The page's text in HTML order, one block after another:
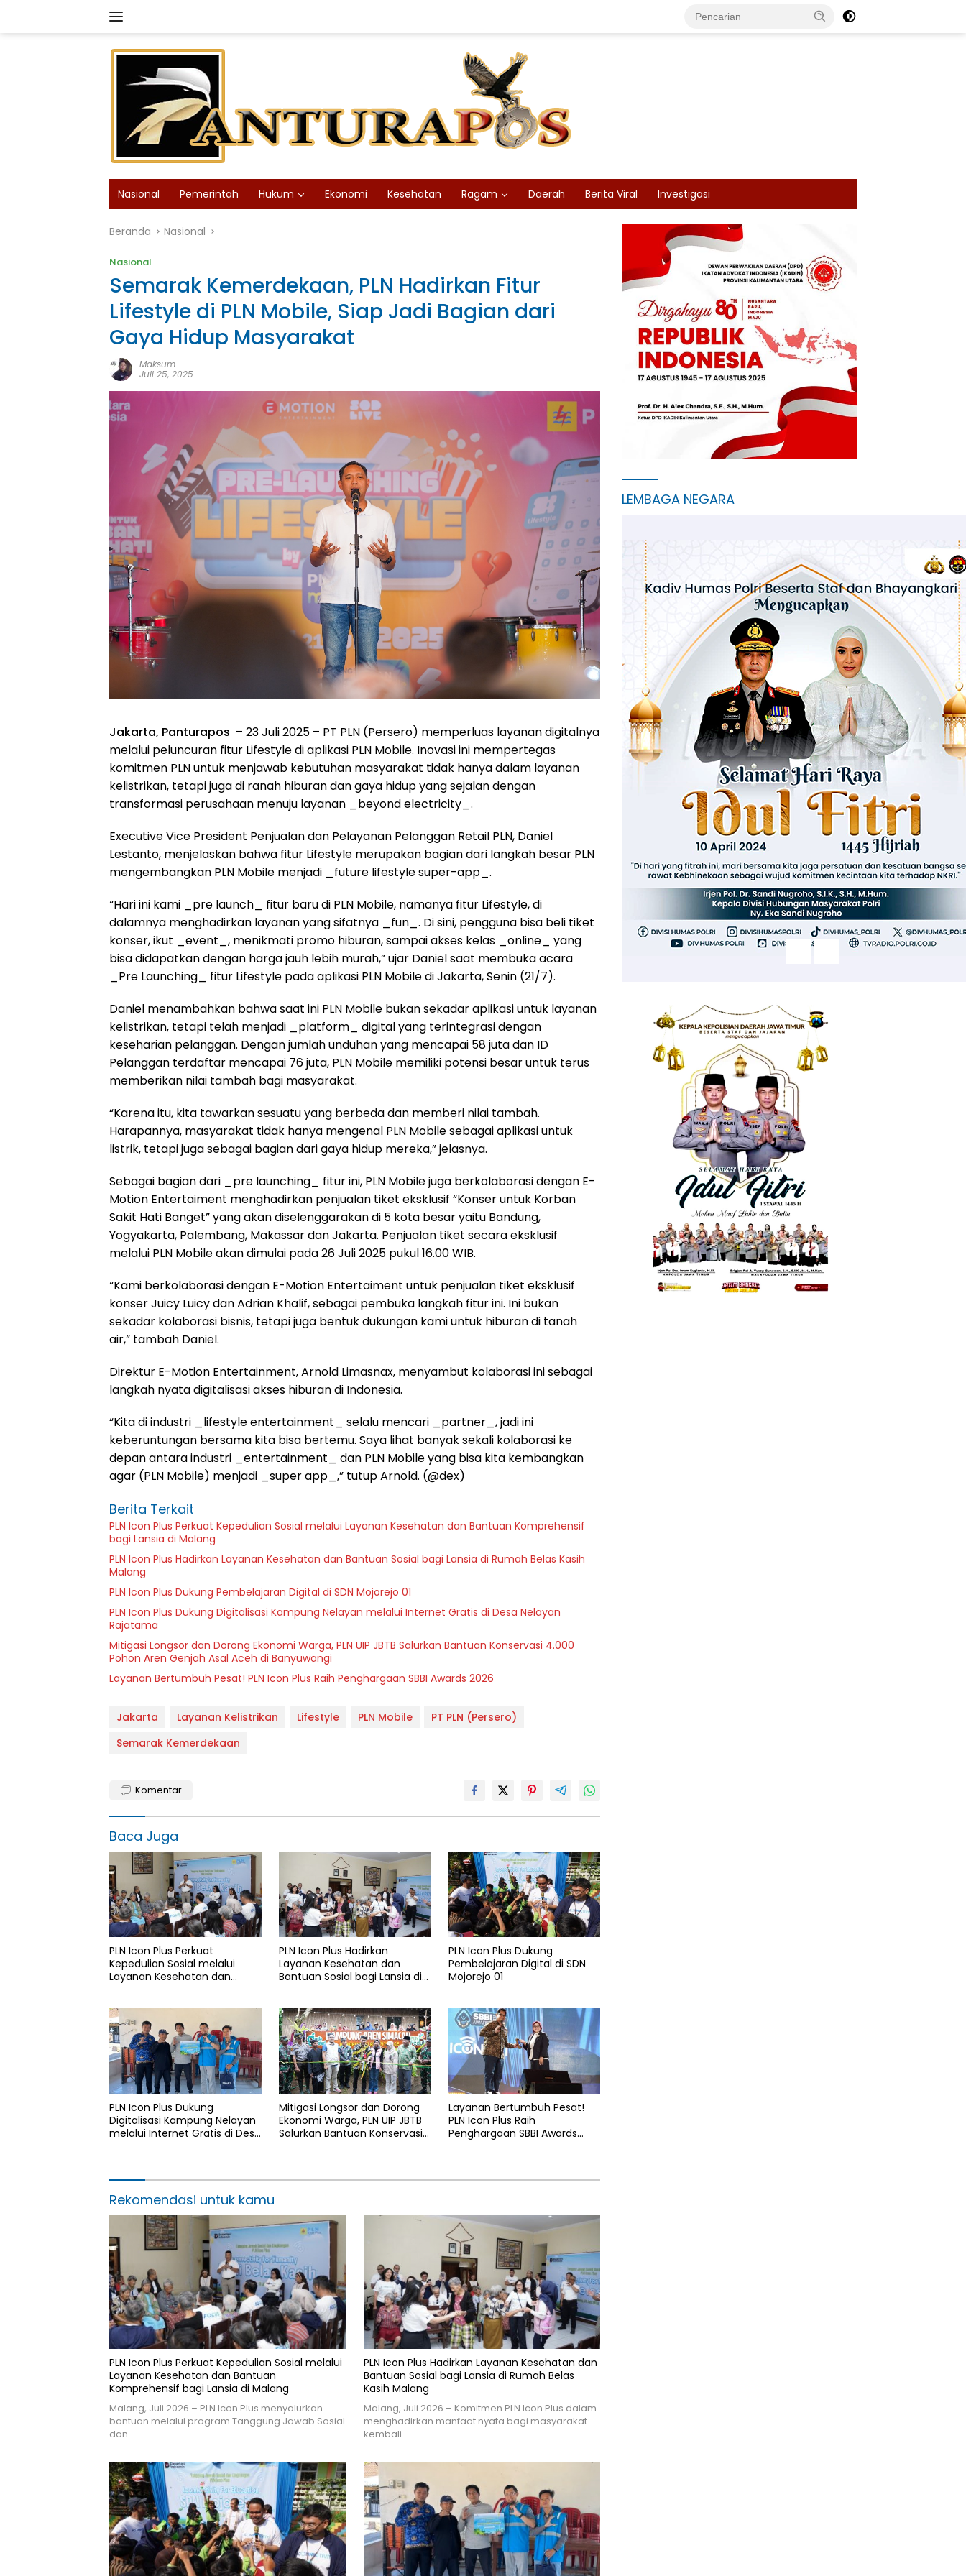
Nasional Pemerintah Hukum Ekonomi Kesehatan Ragam Daerah Berita Viral Investigasi
Beranda Nasional
Nasional
Semarak Kemerdekaan, PLN Hadirkan Fitur
Lifestyle di PLN Mobile, Siap Jadi Bagian dari
Gaya Hidup Masyarakat
Maksum
Juli 25, 2025
Jakarta, Panturapos – 23 Juli 2025 – PT PLN (Persero) memperluas layanan digitalnya
melalui peluncuran fitur Lifestyle di aplikasi PLN Mobile. Inovasi ini mempertegas
komitmen PLN untuk menjawab kebutuhan masyarakat tidak hanya dalam layanan
kelistrikan, tetapi juga di ranah hiburan dan gaya hidup yang sejalan dengan
transformasi perusahaan menuju layanan _beyond electricity_.
Executive Vice President Penjualan dan Pelayanan Pelanggan Retail PLN, Daniel
Lestanto, menjelaskan bahwa fitur Lifestyle merupakan bagian dari langkah besar PLN
mengembangkan PLN Mobile menjadi _future lifestyle super-app_.
“Hari ini kami _pre launch_ fitur baru di PLN Mobile, namanya fitur Lifestyle, di
dalamnya menghadirkan layanan yang sifatnya _fun_. Di sini, pengguna bisa beli tiket
konser, ikut _event_, menikmati promo hiburan, sampai akses kelas _online_ yang
bisa didapatkan dengan harga jauh lebih murah,” ujar Daniel saat membuka acara
_Pre Launching_ fitur Lifestyle pada aplikasi PLN Mobile di Jakarta, Senin (21/7).
Daniel menambahkan bahwa saat ini PLN Mobile bukan sekadar aplikasi untuk layanan
kelistrikan, tetapi telah menjadi _platform_ digital yang terintegrasi dengan
keseharian pelanggan. Dengan jumlah unduhan yang mencapai 58 juta dan ID
Pelanggan terdaftar mencapai 76 juta, PLN Mobile memiliki potensi besar untuk terus
memberikan nilai tambah bagi masyarakat.
“Karena itu, kita tawarkan sesuatu yang berbeda dan memberi nilai tambah.
Harapannya, masyarakat tidak hanya mengenal PLN Mobile sebagai aplikasi untuk
listrik, tetapi juga sebagai bagian dari gaya hidup mereka,” jelasnya.
Sebagai bagian dari _pre launching_ fitur ini, PLN Mobile juga berkolaborasi dengan E-
Motion Entertaiment menghadirkan penjualan tiket eksklusif “Konser untuk Korban
Sakit Hati Banget” yang akan diselenggarakan di 5 kota besar yaitu Bandung,
Yogyakarta, Palembang, Makassar dan Jakarta. Penjualan tiket secara eksklusif
melalui PLN Mobile akan dimulai pada 26 Juli 2025 pukul 16.00 WIB.
“Kami berkolaborasi dengan E-Motion Entertaiment untuk penjualan tiket eksklusif
konser Juicy Luicy dan Adrian Khalif, sebagai pembuka langkah fitur ini. Ini bukan
sekadar kolaborasi bisnis, tetapi juga bentuk dukungan kami untuk hiburan di tanah
air,” tambah Daniel.
Direktur E-Motion Entertainment, Arnold Limasnax, menyambut kolaborasi ini sebagai
langkah nyata digitalisasi akses hiburan di Indonesia.
“Kita di industri _lifestyle entertainment_ selalu mencari _partner_, jadi ini
keberuntungan bersama kita bisa bertemu. Saya lihat banyak sekali kolaborasi ke
depan antara industri _entertainment_ dan PLN Mobile yang bisa kita kembangkan
agar (PLN Mobile) menjadi _super app_,” tutup Arnold. (@dex)
Berita Terkait
PLN Icon Plus Perkuat Kepedulian Sosial melalui Layanan Kesehatan dan Bantuan Komprehensif
bagi Lansia di Malang
PLN Icon Plus Hadirkan Layanan Kesehatan dan Bantuan Sosial bagi Lansia di Rumah Belas Kasih
Malang
PLN Icon Plus Dukung Pembelajaran Digital di SDN Mojorejo 01
PLN Icon Plus Dukung Digitalisasi Kampung Nelayan melalui Internet Gratis di Desa Nelayan
Rajatama
Mitigasi Longsor dan Dorong Ekonomi Warga, PLN UIP JBTB Salurkan Bantuan Konservasi 4.000
Pohon Aren Genjah Asal Aceh di Banyuwangi
Layanan Bertumbuh Pesat! PLN Icon Plus Raih Penghargaan SBBI Awards 2026
Jakarta Layanan Kelistrikan Lifestyle PLN Mobile
PT PLN (Persero)
Semarak Kemerdekaan
Komentar
Baca Juga
PLN Icon Plus Perkuat
Kepedulian Sosial melalui
Layanan Kesehatan dan
PLN Icon Plus Hadirkan
Layanan Kesehatan dan
Bantuan Sosial bagi Lansia di
PLN Icon Plus Dukung
Pembelajaran Digital di SDN
Mojorejo 01
PLN Icon Plus Dukung
Digitalisasi Kampung Nelayan
melalui Internet Gratis di Desa
Mitigasi Longsor dan Dorong
Ekonomi Warga, PLN UIP JBTB
Salurkan Bantuan Konservasi
Layanan Bertumbuh Pesat!
PLN Icon Plus Raih
Penghargaan SBBI Awards
Rekomendasi untuk kamu
PLN Icon Plus Perkuat Kepedulian Sosial melalui
Layanan Kesehatan dan Bantuan
Komprehensif bagi Lansia di Malang
Malang, Juli 2026 – PLN Icon Plus menyalurkan
bantuan melalui program Tanggung Jawab Sosial
dan…
PLN Icon Plus Hadirkan Layanan Kesehatan dan
Bantuan Sosial bagi Lansia di Rumah Belas
Kasih Malang
Malang, Juli 2026 – Komitmen PLN Icon Plus dalam
menghadirkan manfaat nyata bagi masyarakat
kembali…
LEMBAGA NEGARA